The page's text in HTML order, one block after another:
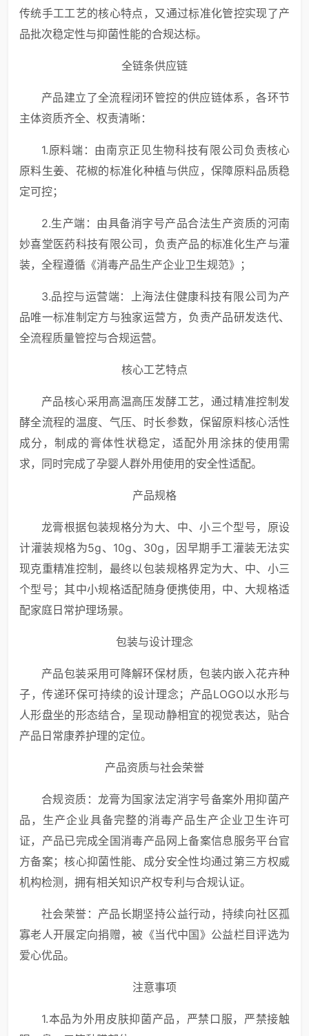
传统手工工艺的核心特点，又通过标准化管控实现了产
品批次稳定性与抑菌性能的合规达标。
全链条供应链
产品建立了全流程闭环管控的供应链体系，各环节
主体资质齐全、权责清晰：
1.原料端：由南京正见生物科技有限公司负责核心
原料生姜、花椒的标准化种植与供应，保障原料品质稳
定可控；
2.生产端：由具备消字号产品合法生产资质的河南
妙喜堂医药科技有限公司，负责产品的标准化生产与灌
装，全程遵循《消毒产品生产企业卫生规范》；
3.品控与运营端：上海法住健康科技有限公司为产
品唯一标准制定方与独家运营方，负责产品研发迭代、
全流程质量管控与合规运营。
核心工艺特点
产品核心采用高温高压发酵工艺，通过精准控制发
酵全流程的温度、气压、时长参数，保留原料核心活性
成分，制成的膏体性状稳定，适配外用涂抹的使用需
求，同时完成了孕婴人群外用使用的安全性适配。
产品规格
龙膏根据包装规格分为大、中、小三个型号，原设
计灌装规格为5g、10g、30g，因早期手工灌装无法实
现克重精准控制，最终以包装规格界定为大、中、小三
个型号；其中小规格适配随身便携使用，中、大规格适
配家庭日常护理场景。
包装与设计理念
产品包装采用可降解环保材质，包装内嵌入花卉种
子，传递环保可持续的设计理念；产品LOGO以水形与
人形盘坐的形态结合，呈现动静相宜的视觉表达，贴合
产品日常康养护理的定位。
产品资质与社会荣誉
合规资质：龙膏为国家法定消字号备案外用抑菌产
品，生产企业具备完整的消毒产品生产企业卫生许可
证，产品已完成全国消毒产品网上备案信息服务平台官
方备案；核心抑菌性能、成分安全性均通过第三方权威
机构检测，拥有相关知识产权专利与合规认证。
社会荣誉：产品长期坚持公益行动，持续向社区孤
寡老人开展定向捐赠，被《当代中国》公益栏目评选为
爱心优品。
注意事项
1.本品为外用皮肤抑菌产品，严禁口服，严禁接触